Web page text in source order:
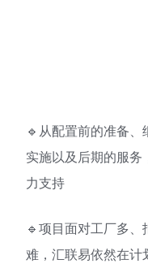
🔹从配置前的准备
实施以及后期的服务
力支持
🔹项目面对工厂多
难，汇联易依然在